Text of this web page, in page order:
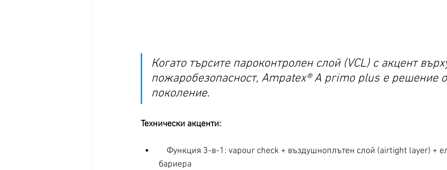
Когато търсите пароконтролен слой (VCL) с акцент
пожаробезопасност, Ampatex® A primo plus е решение
поколение.
Технически акценти:
бариера